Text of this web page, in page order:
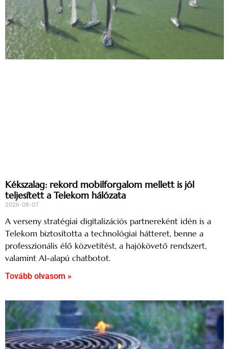
Kékszalag: rekord mobilforgalom mellett is jól
teljesített a Telekom hálózata
2026-08-07
A verseny stratégiai digitalizációs partnereként idén is a
Telekom biztosította a technológiai hátteret, benne a
professzionális élő közvetítést, a hajókövető rendszert,
valamint AI-alapú chatbotot.
Tovább olvasom »